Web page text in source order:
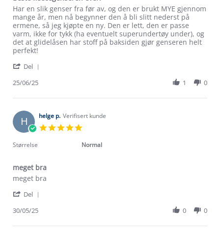
Review
by
Anja
N.
on
25
2025
review
stating
Beste
fleecegenseren
ever!
Har en slik genser fra før av, og den er brukt MYE gjennom
mange år, men nå begynner den å bli slitt nederst på
ermene, så jeg kjøpte en ny. Den er lett, den er passe
varm, ikke for tykk (ha eventuelt superundertøy under), og
det at glidelåsen har stoff på baksiden gjør genseren helt
perfekt!
Del
Anja
on
25
Jun
25/06/25 1 0
H helge p. Verifisert kunde
rating
Størrelse Normal
meget bra
Review
helge
on
May
review
meget
meget bra
Del
helge
30/05/25 0 0
Verdigrunnlag
Klima og miljø